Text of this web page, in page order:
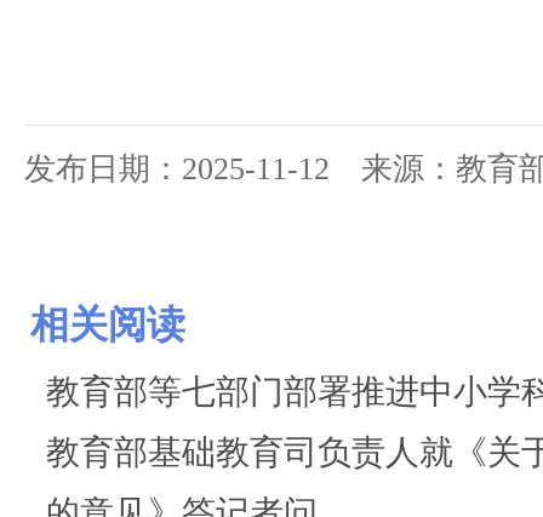
发布日期：2025-11-12 来源：教
相关阅读
教育部等七部门部署推进中小学
教育部基础教育司负责人就《关